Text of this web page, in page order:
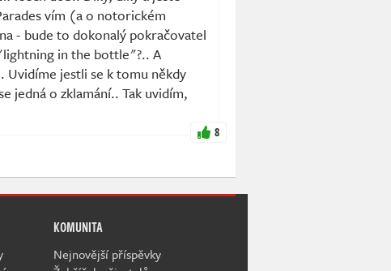
vím (a o notorickém
- bude to dokonalý pokračovatel
in the bottle"?.. A
Uvidíme jestli se k tomu někdy
jedná o zklamání.. Tak uvidím,
8
KOMUNITA
Nejnovější příspěvky